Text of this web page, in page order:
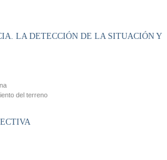
LA DETECCIÓN DE LA SITUACIÓN Y
del terreno